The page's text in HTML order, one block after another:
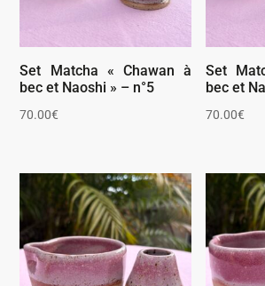
Set Matcha « Chawan à
bec et Naoshi » – n°5
70.00€
Set
bec et
70.00€